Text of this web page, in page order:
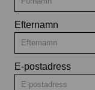
Efternamn
E-postadress